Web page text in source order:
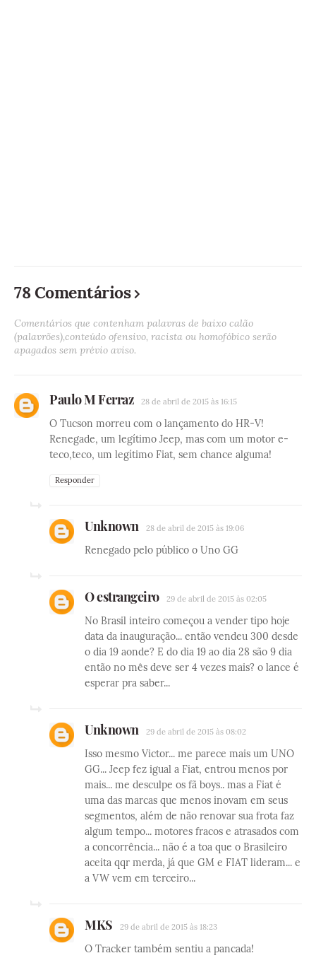
78 Comentários
Comentários que contenham palavras de baixo calão
(palavrões),conteúdo ofensivo, racista ou homofóbico serão
apagados sem prévio aviso.
Paulo M Ferraz 28 de abril de 2015 às 16:15
O Tucson morreu com o lançamento do HR-V!
Renegade, um legítimo Jeep, mas com um motor e-
teco,teco, um legítimo Fiat, sem chance alguma!
Responder
Unknown 28 de abril de 2015 às 19:06
Renegado pelo público o Uno GG
O estrangeiro 29 de abril de 2015 às 02:05
No Brasil inteiro começou a vender tipo hoje
data da inauguração... então vendeu 300 desde
o dia 19 aonde? E do dia 19 ao dia 28 são 9 dia
então no mês deve ser 4 vezes mais? o lance é
esperar pra saber...
Unknown 29 de abril de 2015 às 08:02
Isso mesmo Victor... me parece mais um UNO
GG... Jeep fez igual a Fiat, entrou menos por
mais... me desculpe os fã boys.. mas a Fiat é
uma das marcas que menos inovam em seus
segmentos, além de não renovar sua frota faz
algum tempo... motores fracos e atrasados com
a concorrência... não é a toa que o Brasileiro
aceita qqr merda, já que GM e FIAT lideram... e
a VW vem em terceiro...
MKS 29 de abril de 2015 às 18:23
O Tracker também sentiu a pancada!